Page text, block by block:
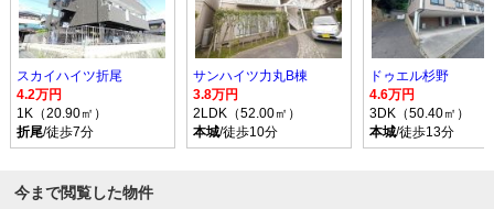
スカイハイツ折尾
4.2万円
1K（20.90㎡）
折尾/徒歩7分
サンハイツ力丸B棟
3.8万円
2LDK（52.00㎡）
本城/徒歩10分
ドゥエル杉野
4.6万円
3DK（50.40㎡）
本城/徒歩13分
今まで閲覧した物件